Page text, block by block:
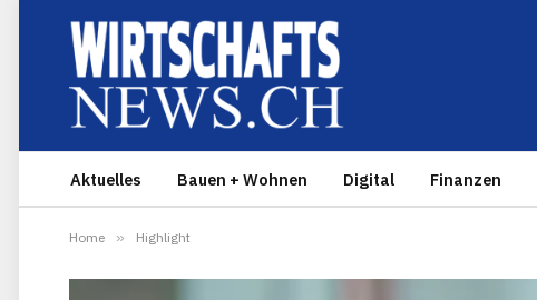
Aktuelles Bauen + Wohnen Digital Finanzen
Home » Highlight